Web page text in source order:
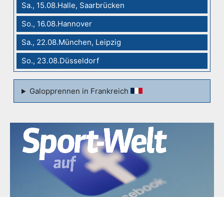
Sa., 15.08.Halle, Saarbrücken
So., 16.08.Hannover
Sa., 22.08.München, Leipzig
So., 23.08.Düsseldorf
Galopprennen in Frankreich